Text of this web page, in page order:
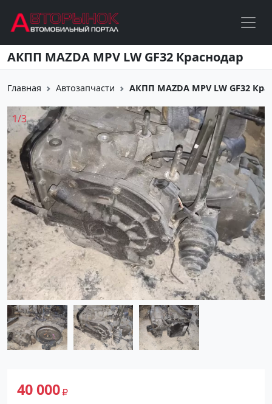
Перейти к основному содержанию
АКПП MAZDA MPV LW GF32 Краснодар
Главная Автозапчасти АКПП MAZDA MPV LW GF32
40 000
1/3